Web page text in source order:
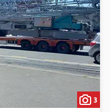
3